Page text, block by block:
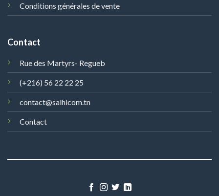
Conditions générales de vente
Contact
Rue des Martyrs- Regueb
(+216) 56 22 22 25
contact@salhicom.tn
Contact